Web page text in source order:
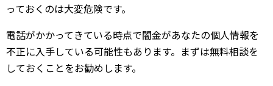
っておくのは大変危険です。
電話がかかってきている時点で闇金があなたの個人情報を
不正に入手している可能性もあります。まずは無料相談を
しておくことをお勧めします。